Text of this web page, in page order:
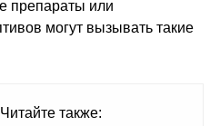
препараты или
могут вызывать такие
Читайте также: